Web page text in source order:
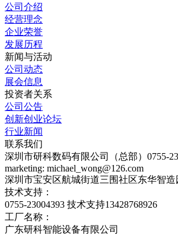
公司介绍
经营理念
企业荣誉
发展历程
新闻与活动
公司动态
展会信息
投资者关系
公司公告
创新创业论坛
行业新闻
联系我们
深圳市研科数码有限公司（总部）0755-
marketing: michael_wong@126.com
深圳市宝安区航城街道三围社区东华智造
技术支持：
0755-23004393 技术支持13428768926
工厂名称：
广东研科智能设备有限公司